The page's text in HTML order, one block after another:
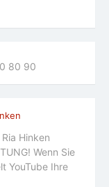
80 90
Hinken
Wenn Sie
YouTube Ihre